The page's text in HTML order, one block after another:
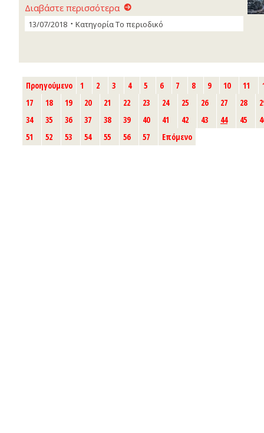
Διαβάστε περισσότερα
13/07/2018 ΚατηγορίαΤο περιοδικό
Προηγούμενο 1 2 3 4 5 6 7 8 9 10 11
17
18 19 20 21 22 23 24 25 26 27 28
34
35 36 37 38 39 40 41 42 43 44 45
51
52 53 54 55 56 57 Επόμενο